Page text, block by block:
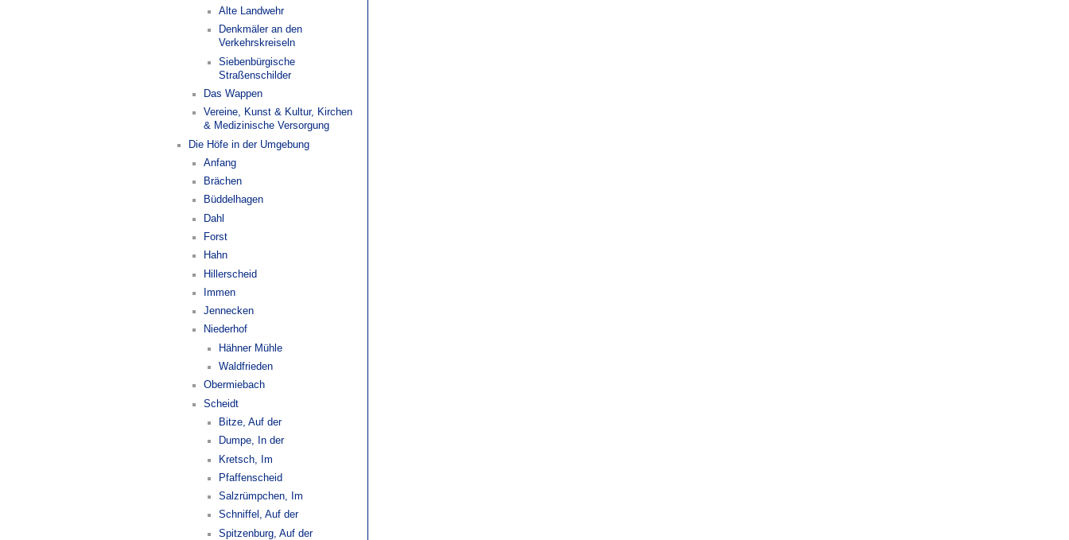
Alte Landwehr
Denkmäler an den
Verkehrskreiseln
Siebenbürgische
Straßenschilder
Das Wappen
Vereine, Kunst & Kultur, Kirchen
& Medizinische Versorgung
Die Höfe in der Umgebung
Anfang
Brächen
Büddelhagen
Dahl
Forst
Hahn
Hillerscheid
Immen
Jennecken
Niederhof
Hähner Mühle
Waldfrieden
Obermiebach
Scheidt
Bitze, Auf der
Dumpe, In der
Kretsch, Im
Pfaffenscheid
Salzrümpchen, Im
Schniffel, Auf der
Spitzenburg, Auf der